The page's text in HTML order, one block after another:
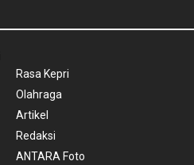
Rasa Kepri
Olahraga
Artikel
Redaksi
ANTARA Foto